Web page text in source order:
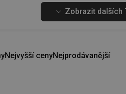
Zobrazit dalších
Nejvyšší cenyNejprodávanější